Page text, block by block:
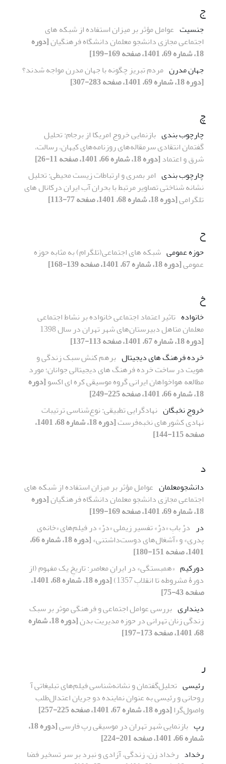
ج
جنسیت عوامل مؤثر بر میزان استفاده از شبکه های
اجتماعی مجازی دانشجو معلمان دانشگاه فرهنگیان[دوره
18، شماره 69، 1401، صفحه 169-199]
جهان مدرن مردم تبریز چگونه با جهان مدرن مواجه شدند؟
[دوره 18، شماره 69، 1401، صفحه 283-307]
چ
چارچوب بندی بازنمایی خروج امریکا از برجام: تحلیل
گفتمان انتقادی سرمقاله‌های روزنامه‌های کیهان، رسالت،
شرق و اعتماد[دوره 18، شماره 66، 1401، صفحه 11-26]
چارچوب بندی امر بصری و ارتباطات زیست محیطی: تحلیل
نشانه شناختی تصاویر مرتبط با بحران آب ایران درکانال های
تلگرامی[دوره 18، شماره 68، 1401، صفحه 77-113]
ح
حوزه عمومی شبکه های اجتماعی(تلگرام) به مثابه حوزه
عمومی[دوره 18، شماره 67، 1401، صفحه 139-168]
خ
خانواده تاثیر اعتماد اجتماعی خانواده بر نشاط اجتماعی
معلمان متاهل دبیرستان‌های شهر تهران در سال 1398
[دوره 18، شماره 67، 1401، صفحه 113-137]
خرده فرهنگ های دیجیتال برهم کنش سبک زندگی و
هویت در ساخت خرده فرهنگ های دیجیتالی جوانان؛ مورد
مطالعه هواخواهان ایرانی گروه موسیقی کره ای اکسو[دوره
18، شماره 66، 1401، صفحه 225-249]
خروج نخبگان نهادگرایی تطبیقی: نوع‌شناسی ترتیبات
نهادی کشورهای نخبه‌فرست
[دوره 18، شماره 68، 1401،
صفحه 115-144]
د
دانشجومعلمان عوامل مؤثر بر میزان استفاده از شبکه های
اجتماعی مجازی دانشجو معلمان دانشگاه فرهنگیان[دوره
18، شماره 69، 1401، صفحه 169-199]
در درْ بابِ «درْ» تفسیر زیملی «درْ» در فیلم‌های «خانه‌ی
پدری» و «آشغال‌های دوست‌داشتنی»
[دوره 18، شماره 66،
1401، صفحه 151-180]
دورکیم «همبستگی» در ایرانِ معاصر: تاریخِ یک مفهوم (از
دورۀ مشروطه تا انقلابِ 1357)
[دوره 18، شماره 68، 1401،
صفحه 43-75]
دینداری بررسی عوامل اجتماعی و فرهنگی موثر بر سبک
زندگی زنان تهرانی در حوزه مدیریت بدن
[دوره 18، شماره
68، 1401، صفحه 173-197]
ر
رئیسی تحلیل‌گفتمان و نشانه‌شناسی فیلم‌های تبلیغاتی آ
روحانی و رئیسی به عنوان نماینده دو جریان اعتدال‌طلب
واصول‌گرا[دوره 18، شماره 67، 1401، صفحه 225-257]
رپ بازنمایی شهر تهران در موسیقی رپ فارسی
[دوره 18،
شماره 66، 1401، صفحه 201-224]
رخداد رخداد زن، زندگی، آزادی و نبرد بر سر تسخیر فضا